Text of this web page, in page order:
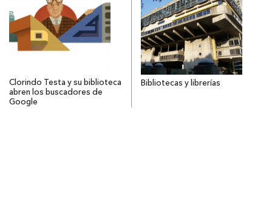
Clorindo Testa y su biblioteca
abren los buscadores de
Google
Bibliotecas y librerías